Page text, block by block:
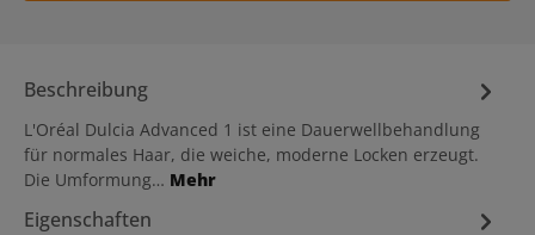
Beschreibung
L'Oréal Dulcia Advanced 1 ist eine Dauerwellbehandlung
für normales Haar, die weiche, moderne Locken erzeugt.
Die Umformung… Mehr
Eigenschaften